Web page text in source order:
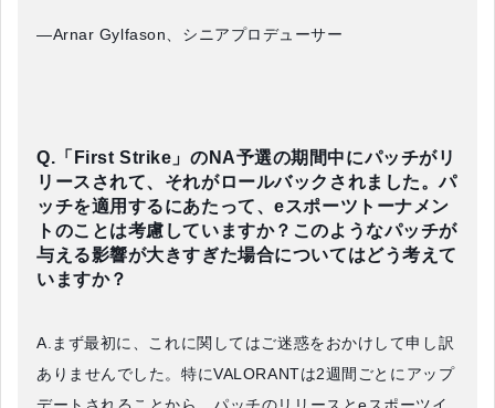
—Arnar Gylfason、シニアプロデューサー
Q.「First Strike」のNA予選の期間中にパッチがリ
リースされて、それがロールバックされました。パ
ッチを適用するにあたって、eスポーツトーナメン
トのことは考慮していますか？このようなパッチが
与える影響が大きすぎた場合についてはどう考えて
いますか？
A.まず最初に、これに関してはご迷惑をおかけして申し訳
ありませんでした。特にVALORANTは2週間ごとにアップ
デートされることから、パッチのリリースとeスポーツイ